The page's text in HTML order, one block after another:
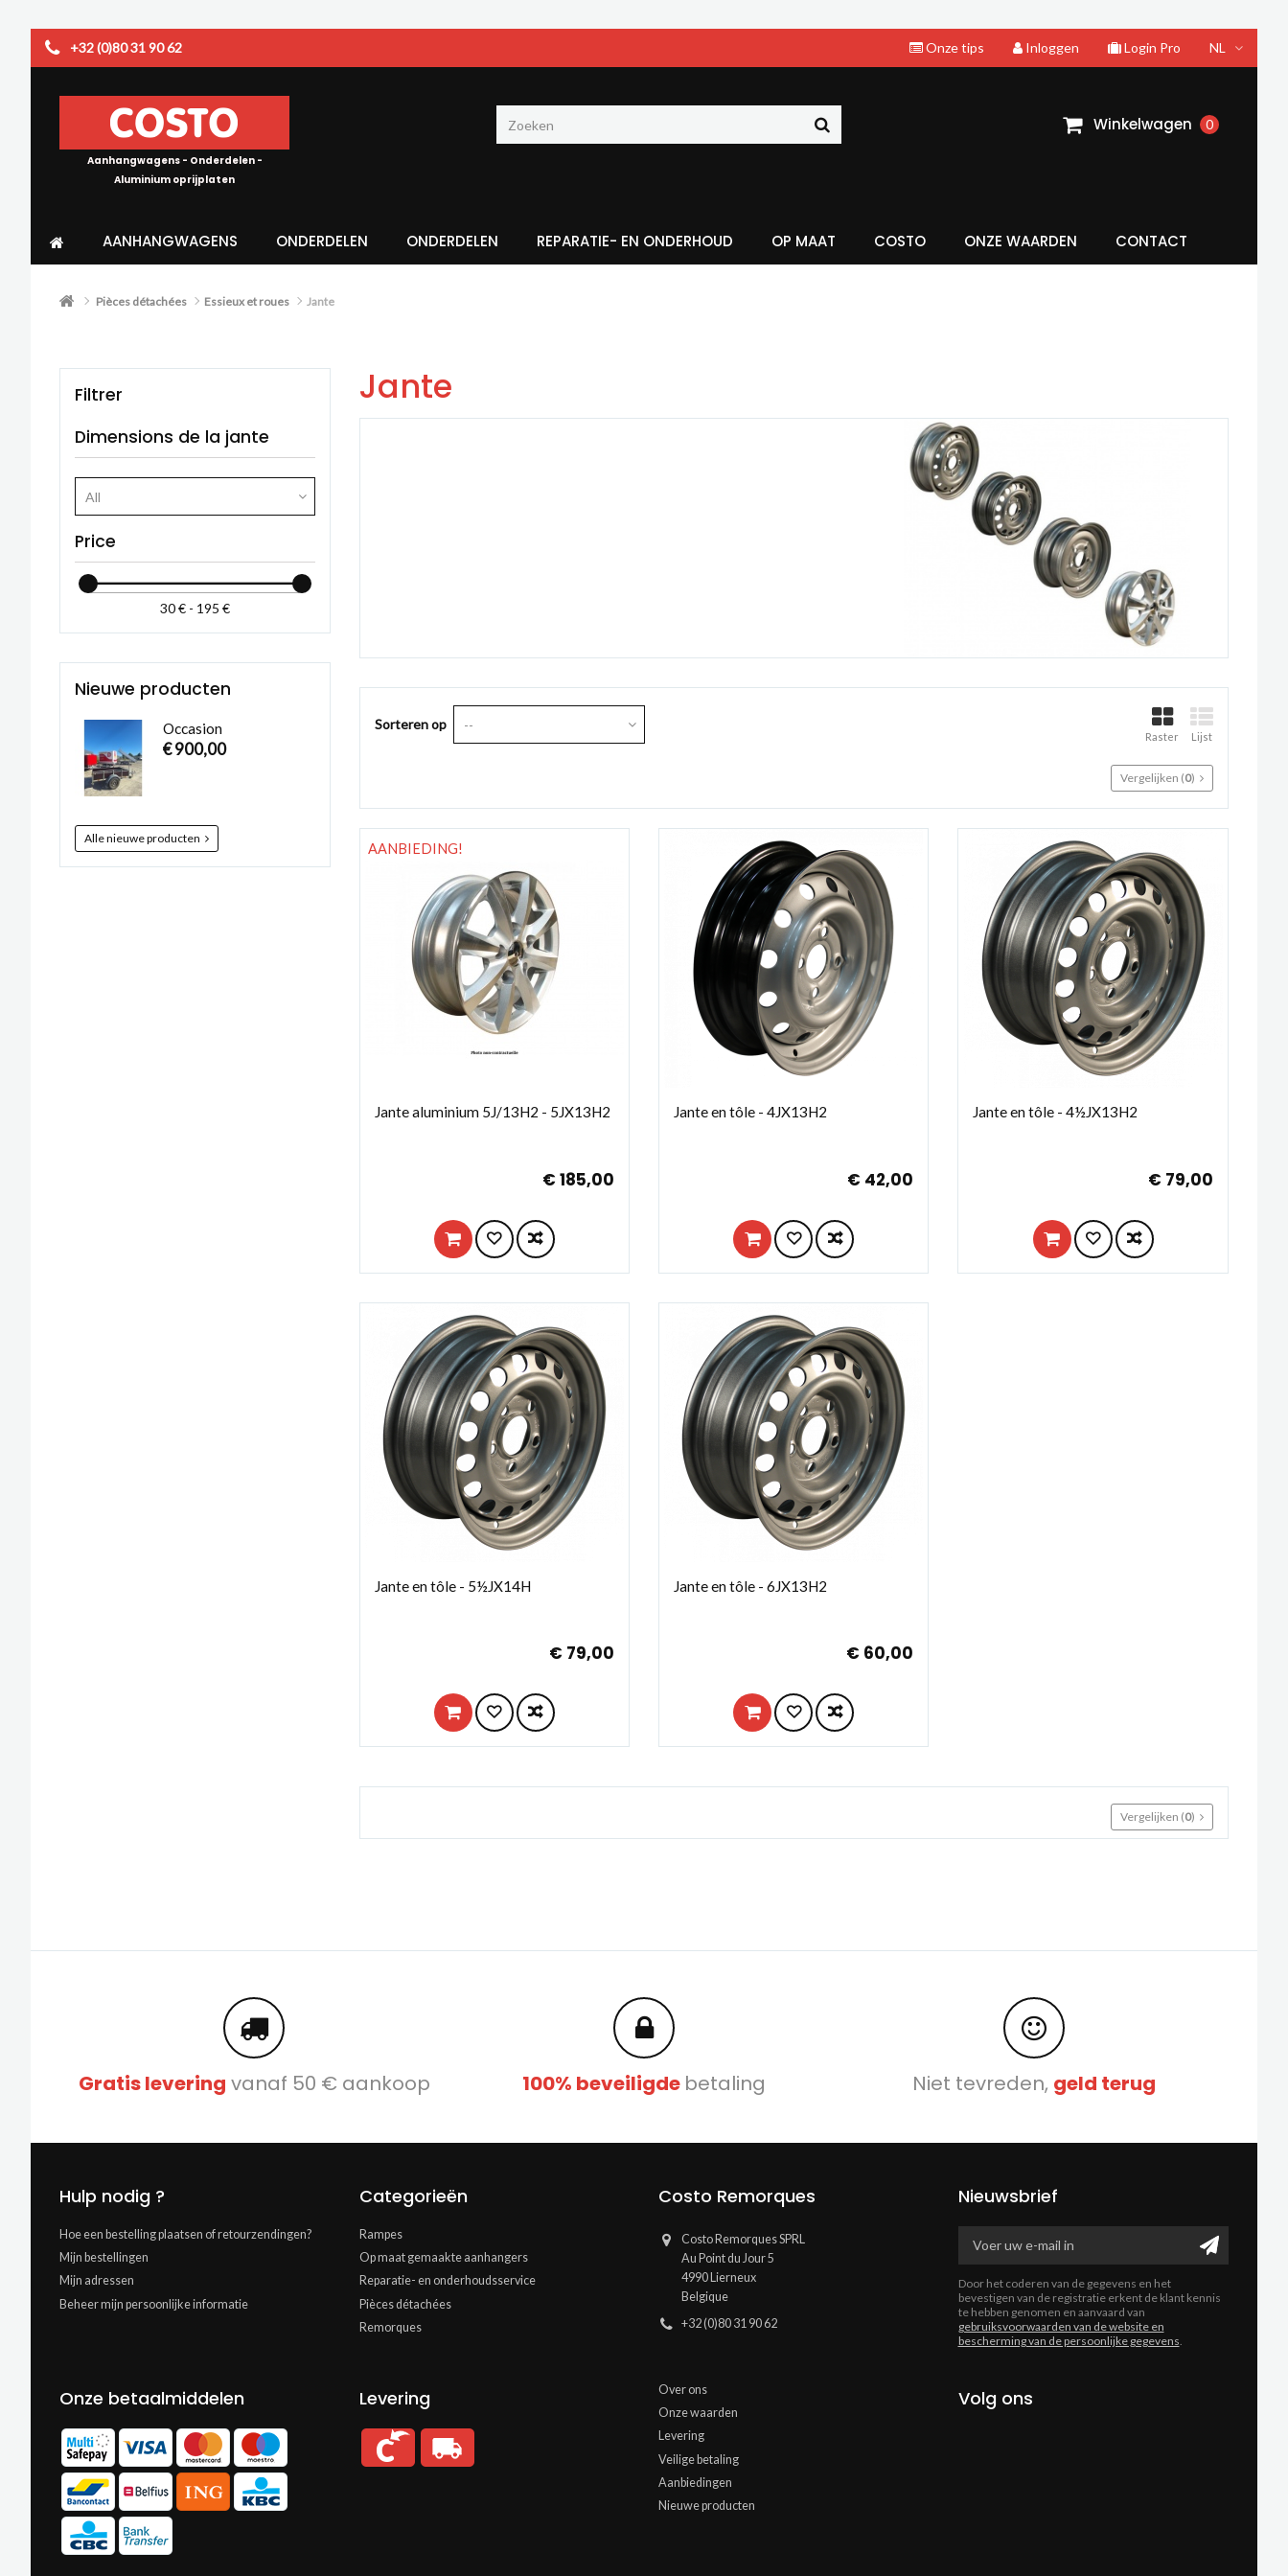
NL
Login Pro
Inloggen
Onze tips
+32 (0)80 31 90 62
Aanhangwagens - Onderdelen -
Aluminium oprijplaten
Winkelwagen 0
AANHANGWAGENS ONDERDELEN ONDERDELEN REPARATIE- EN ONDERHOUD OP MAAT COSTO ONZE WAARDEN CONTACT
Pièces détachées Essieux et roues Jante
Filtrer
Dimensions de la jante
All
Price
30 € - 195 €
Nieuwe producten
Occasion
€ 900,00
Alle nieuwe producten
Jante
Raster Lijst
Sorteren op --
Vergelijken (0)
AANBIEDING!
Jante aluminium 5J/13H2 - 5JX13H2
€ 185,00
Jante en tôle - 4JX13H2
€ 42,00
Jante en tôle - 4½JX13H2
€ 79,00
Jante en tôle - 5½JX14H
€ 79,00
Jante en tôle - 6JX13H2
€ 60,00
Vergelijken (0)
Gratis levering vanaf 50 € aankoop 100% beveiligde betaling Niet tevreden, geld terug
Hulp nodig ?
Hoe een bestelling plaatsen of retourzendingen?
Mijn bestellingen
Mijn adressen
Beheer mijn persoonlijke informatie
Nieuwsbrief
Door het coderen van de gegevens en het
bevestigen van de registratie erkent de klant kennis
te hebben genomen en aanvaard van
gebruiksvoorwaarden van de website en
bescherming van de persoonlijke gegevens
Volg ons
Onze betaalmiddelen Levering
Categorieën
Rampes
Op maat gemaakte aanhangers
Reparatie- en onderhoudsservice
Pièces détachées
Remorques
Costo Remorques
Costo Remorques SPRL
Au Point du Jour 5
4990 Lierneux
Belgique
+32 (0)80 31 90 62
Over ons
Onze waarden
Levering
Veilige betaling
Aanbiedingen
Nieuwe producten